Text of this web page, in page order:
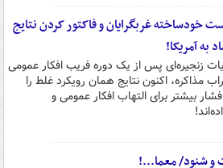
خودساخته غربگرایان و فاکتور کردن نتایج
به آمریکا!
زنجیره‌ای پس از یک دوره فریب افکار عمومی
مذاکره، اکنون نتایج همان رویکرد غلط را
فشار بیشتر برای التهاب افکار عمومی و
شنود/ معما...!